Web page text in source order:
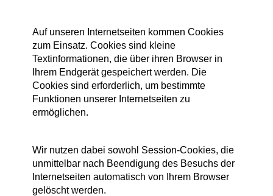
Auf unseren Internetseiten kommen Cookies
zum Einsatz. Cookies sind kleine
Textinformationen, die über ihren Browser in
Ihrem Endgerät gespeichert werden. Die
Cookies sind erforderlich, um bestimmte
Funktionen unserer Internetseiten zu
ermöglichen.
Wir nutzen dabei sowohl Session-Cookies, die
unmittelbar nach Beendigung des Besuchs der
Internetseiten automatisch von Ihrem Browser
gelöscht werden.